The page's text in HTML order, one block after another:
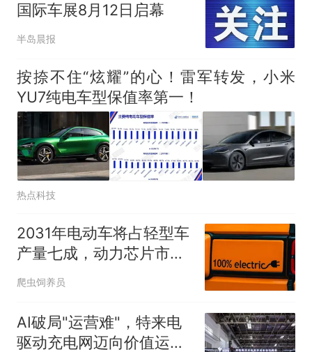
国际车展8月12日启幕
半岛晨报
按捺不住“炫耀”的心！雷军转发，小米
YU7纯电车型保值率第一！ ​
热点科技
2031年电动车将占轻型车
产量七成，动力芯片市场
翻倍至145亿美元
爬虫饲养员
AI破局"运营难"，特来电
驱动充电网迈向价值运营